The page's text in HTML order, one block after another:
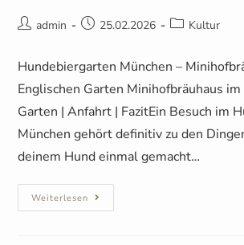
admin 25.02.2026 Kultur
Hundebiergarten München –
Englischen Garten Minihofbräuhaus im
Garten | Anfahrt | FazitEin Besuch im
München gehört definitiv zu den
deinem Hund einmal gemacht…
Weiterlesen